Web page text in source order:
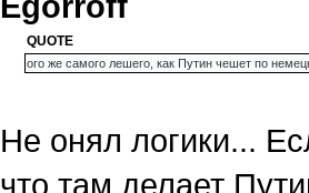
QUOTE
ого же самого лешего, как Путин чешет по
Не онял логики...
что там делает